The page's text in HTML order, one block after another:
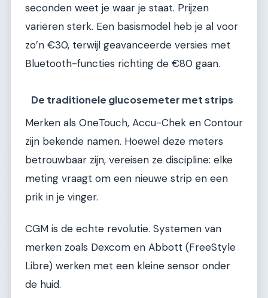
seconden weet je waar je staat. Prijzen
variëren sterk. Een basismodel heb je al voor
zo’n €30, terwijl geavanceerde versies met
Bluetooth-functies richting de €80 gaan.
De traditionele glucosemeter met strips
Merken als OneTouch, Accu-Chek en Contour
zijn bekende namen. Hoewel deze meters
betrouwbaar zijn, vereisen ze discipline: elke
meting vraagt om een nieuwe strip en een
prik in je vinger.
CGM is de echte revolutie. Systemen van
merken zoals Dexcom en Abbott (FreeStyle
Libre) werken met een kleine sensor onder
de huid.